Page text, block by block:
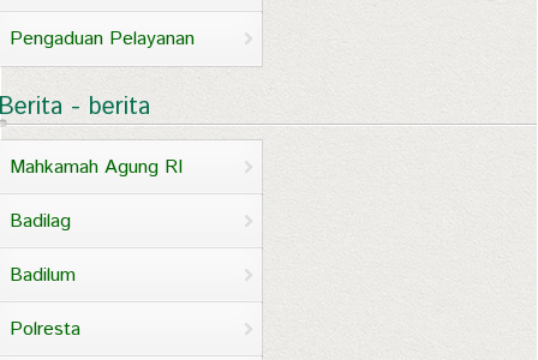
Pengaduan Pelayanan
- berita
Mahkamah Agung RI
Badilag
Badilum
Polresta